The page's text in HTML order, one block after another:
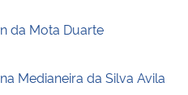
da Mota Duarte
Medianeira da Silva Avila